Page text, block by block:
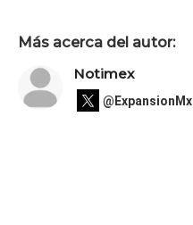
Más acerca del autor:
Notimex
@ExpansionMx